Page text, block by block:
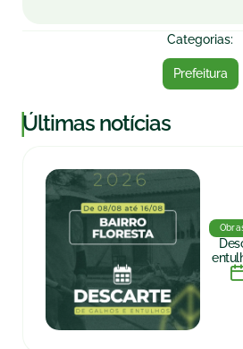
Categorias:
Prefeitura
|Últimas notícias